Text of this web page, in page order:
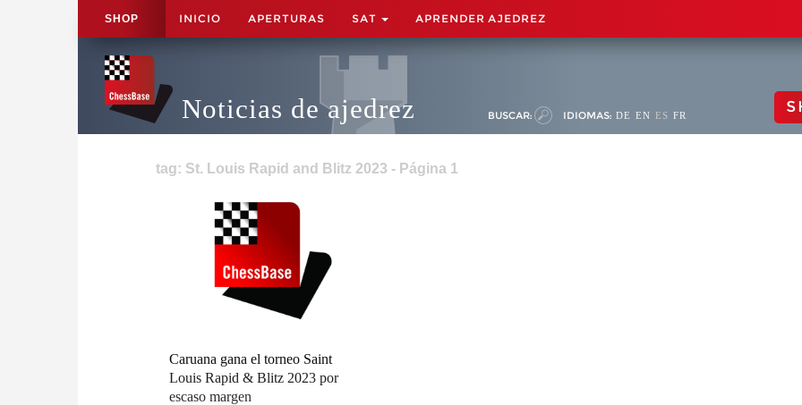
SHOP INICIO APERTURAS SAT APRENDER AJEDREZ
Noticias de ajedrez BUSCAR: IDIOMAS: DE EN ES FR
tag: St. Louis Rapid and Blitz 2023 - Página 1
Caruana gana el torneo Saint
Louis Rapid & Blitz 2023 por
escaso margen